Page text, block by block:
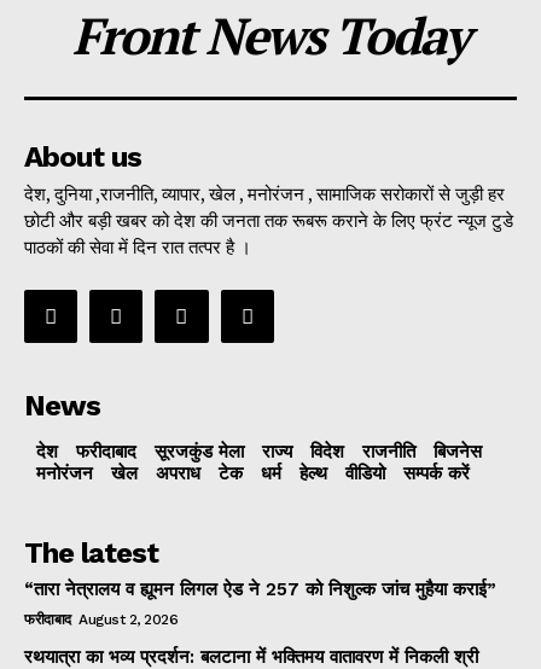
Front News Today
About us
देश, दुनिया ,राजनीति, व्यापार, खेल , मनोरंजन , सामाजिक सरोकारों से जुड़ी हर
छोटी और बड़ी खबर को देश की जनता तक रूबरू कराने के लिए फ्रंट न्यूज टुडे
पाठकों की सेवा में दिन रात तत्पर है ।
News
देश फरीदाबाद सूरजकुंड मेला राज्‍य विदेश राजनीति
बिजनेस
मनोरंजन
खेल अपराध टेक धर्म हेल्थ वीडियो सम्पर्क करें
The latest
“तारा नेत्रालय व ह्यूमन लिगल ऐड ने 257 को निशुल्क जांच मुहैया कराई”
फरीदाबाद August 2, 2026
रथयात्रा का भव्य प्रदर्शन: बलटाना में भक्तिमय वातावरण में निकली श्री